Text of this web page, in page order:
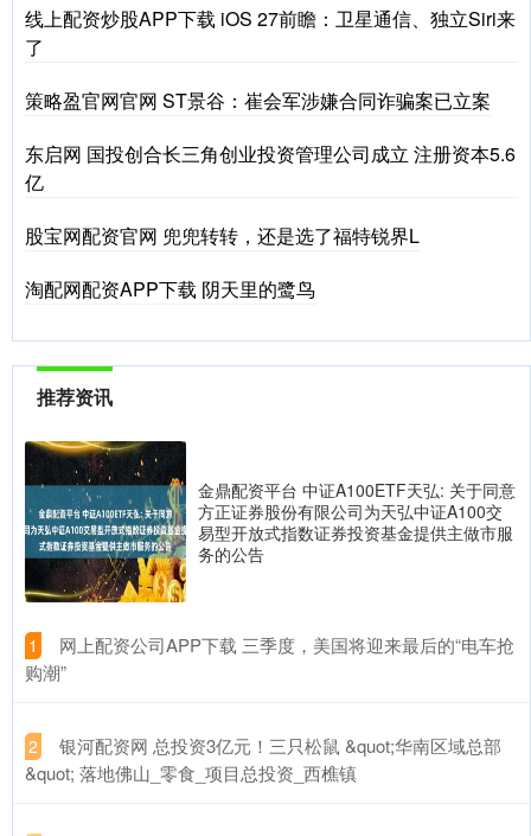
线上配资炒股APP下载 iOS 27前瞻：卫星通信、独立Siri来
了
策略盈官网官网 ST景谷：崔会军涉嫌合同诈骗案已立案
东启网 国投创合长三角创业投资管理公司成立 注册资本5.6
亿
股宝网配资官网 兜兜转转，还是选了福特锐界L
淘配网配资APP下载 阴天里的鹭鸟
推荐资讯
金鼎配资平台 中证A100ETF天弘: 关于同意
方正证券股份有限公司为天弘中证A100交
易型开放式指数证券投资基金提供主做市服
务的公告
1
​网上配资公司APP下载 三季度，美国将迎来最后的“电车抢
购潮”
2
​银河配资网 总投资3亿元！三只松鼠 &quot;华南区域总部
&quot; 落地佛山_零食_项目总投资_西樵镇